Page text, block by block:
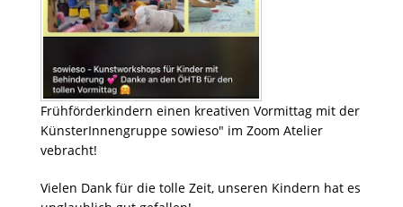
Frühförderkindern einen kreativen Vormittag mit der
KünsterInnengruppe sowieso" im Zoom Atelier
vebracht!
Vielen Dank für die tolle Zeit, unseren Kindern hat es